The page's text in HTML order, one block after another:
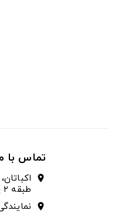
تماس با
location_on
طبقه ۲ پلاک ۲۰۵
location_on